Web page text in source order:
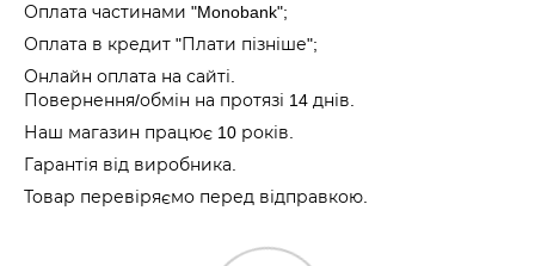
Оплата частинами "Monobank";
Оплата в кредит "Плати пізніше";
Онлайн оплата на сайті.
Повернення/обмін на протязі 14 днів.
Наш магазин працює 10 років.
Гарантія від виробника.
Товар перевіряємо перед відправкою.